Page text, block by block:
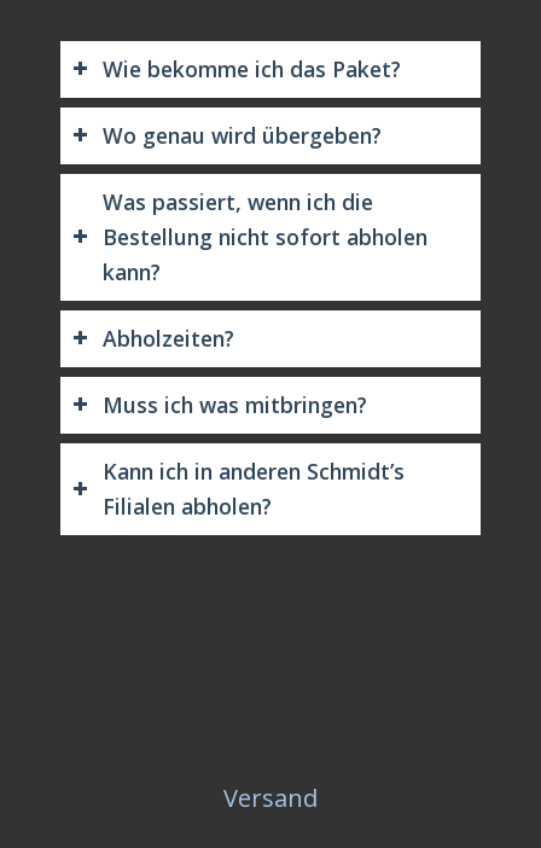
Wie bekomme ich das Paket?
Wo genau wird übergeben?
Was passiert, wenn ich die
Bestellung nicht sofort abholen
kann?
Abholzeiten?
Muss ich was mitbringen?
Kann ich in anderen Schmidt’s
Filialen abholen?
Versand